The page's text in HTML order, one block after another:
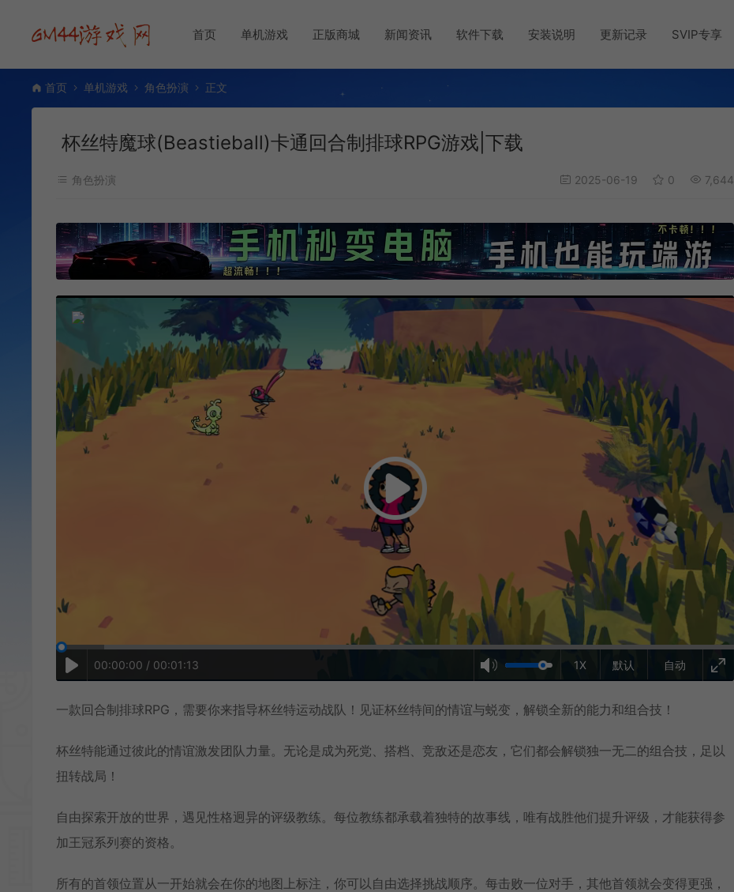
首页 单机游戏 正版商城 新闻资讯 软件下载 安装说明 更新记录 SVIP专享
首页 单机游戏 角色扮演 正文
杯丝特魔球(Beastieball)卡通回合制排球RPG游戏|下载
角色扮演 2025-06-19 0 7,644
自动
1X 默认
00:00:00 / 00:01:13
一款回合制排球RPG，需要你来指导杯丝特运动战队！见证杯丝特间的情谊与蜕变，解锁全新的能力和组合技！
杯丝特能通过彼此的情谊激发团队力量。无论是成为死党、搭档、竞敌还是恋友，它们都会解锁独一无二的组合技，足以
扭转战局！
自由探索开放的世界，遇见性格迥异的评级教练。每位教练都承载着独特的故事线，唯有战胜他们提升评级，才能获得参
加王冠系列赛的资格。
所有的首领位置从一开始就会在你的地图上标注，你可以自由选择挑战顺序。每击败一位对手，其他首领就会变得更强，